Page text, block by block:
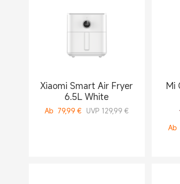
Xiaomi Smart Air Fryer
6.5L White
Ab 79,99 € UVP 129,99 €
Mi
Ab